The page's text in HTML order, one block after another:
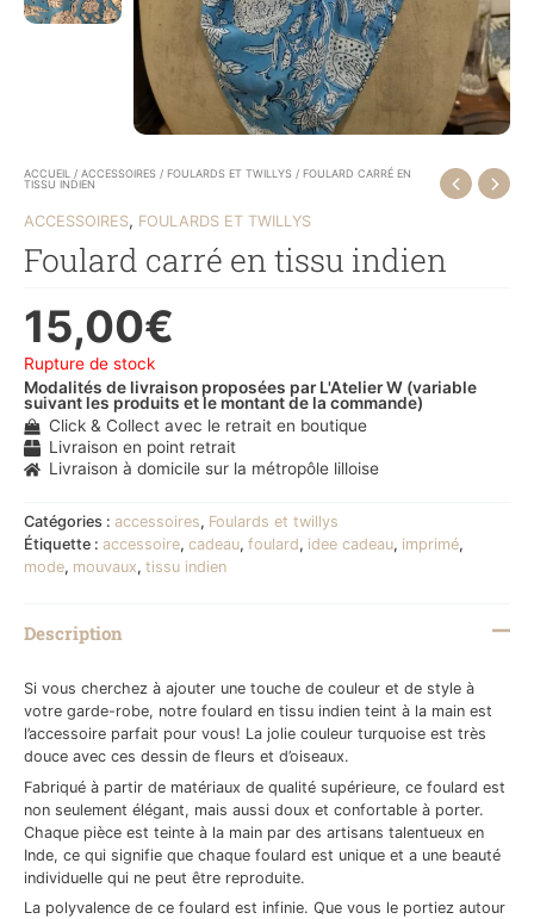
ACCUEIL / ACCESSOIRES / FOULARDS ET TWILLYS / FOULARD CARRÉ EN
TISSU INDIEN
ACCESSOIRES, FOULARDS ET TWILLYS
Foulard carré en tissu indien
15,00€
Rupture de stock
Modalités de livraison proposées par L'Atelier W (variable
suivant les produits et le montant de la commande)
Click & Collect avec le retrait en boutique
Livraison en point retrait
Livraison à domicile sur la métropôle lilloise
Catégories : accessoires, Foulards et twillys
Étiquette : accessoire, cadeau, foulard, idee cadeau, imprimé,
mode, mouvaux, tissu indien
Description
Si vous cherchez à ajouter une touche de couleur et de style à
votre garde-robe, notre foulard en tissu indien teint à la main est
l’accessoire parfait pour vous! La jolie couleur turquoise est très
douce avec ces dessin de fleurs et d’oiseaux.
Fabriqué à partir de matériaux de qualité supérieure, ce foulard est
non seulement élégant, mais aussi doux et confortable à porter.
Chaque pièce est teinte à la main par des artisans talentueux en
Inde, ce qui signifie que chaque foulard est unique et a une beauté
individuelle qui ne peut être reproduite.
La polyvalence de ce foulard est infinie. Que vous le portiez autour